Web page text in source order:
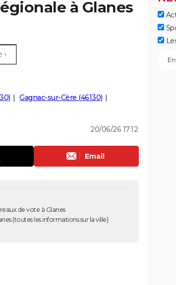
à Glanes
Gagnac-sur-Cère (46130)
20/06/26 17:12
Email
de vote à Glanes
(toutes les informations sur la ville)